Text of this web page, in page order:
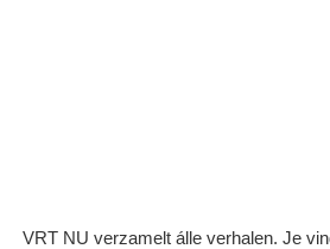
VRT NU verzamelt álle verhalen. Je